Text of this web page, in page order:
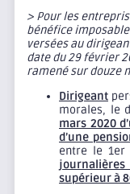
> Pour les
bénéfice
versées au
date du 29 février
ramené sur douze
Dirigeant
morales, le
mars 2020
d’une
entre le 1er
supérieur à